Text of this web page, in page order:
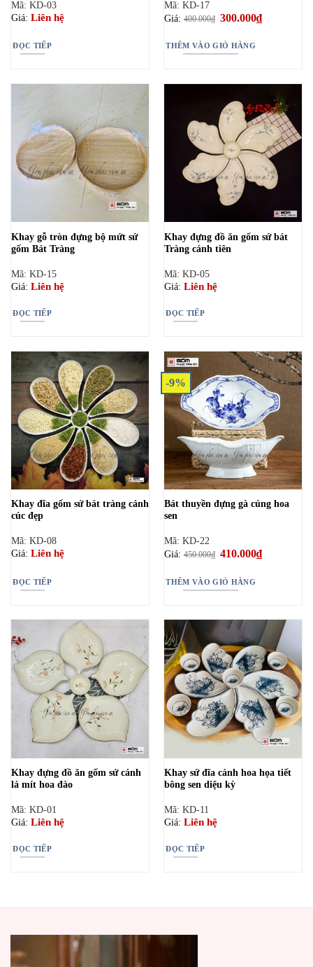
Mã: KD-03
Giá: Liên hệ
ĐỌC TIẾP
Mã: KD-17
Giá:400.000₫ Giá
400.000₫.
300.000₫Giá
hiện
THÊM VÀO GIỎ HÀNG
Khay gỗ tròn đựng bộ mứt sứ
gốm Bát Tràng
Mã: KD-15
Giá: Liên hệ
ĐỌC TIẾP
Khay đựng đồ ăn gốm sứ bát
Tràng cánh tiên
Mã: KD-05
Giá: Liên hệ
ĐỌC TIẾP
Khay đĩa gốm sứ bát tràng cánh
cúc đẹp
Mã: KD-08
Giá: Liên hệ
ĐỌC TIẾP
-9%
Bát thuyền đựng gà cúng hoa
sen
Mã: KD-22
Giá:450.000₫ Giá
450.000₫.
410.000₫Giá
hiện
THÊM VÀO GIỎ HÀNG
Khay đựng đồ ăn gốm sứ cánh
lá mít hoa đào
Mã: KD-01
Giá: Liên hệ
ĐỌC TIẾP
Khay sứ đĩa cánh hoa họa tiết
bông sen diệu kỳ
Mã: KD-11
Giá: Liên hệ
ĐỌC TIẾP